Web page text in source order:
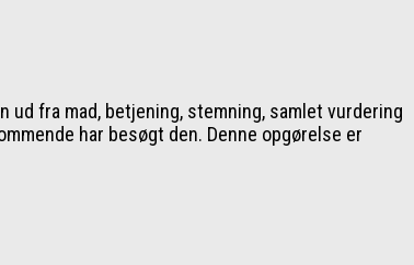
fra mad, betjening, stemning, samlet vurdering
har besøgt den. Denne opgørelse er